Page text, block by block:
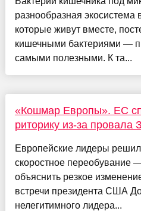
разнообразная экосистема
которые живут вместе,
кишечными бактериями —
самыми полезными. К та...
«Кошмар Европы». ЕС
риторику из-за
Европейские лидеры
скоростное переобувание
объяснить резкое
встречи президента США
нелегитимного лидера...